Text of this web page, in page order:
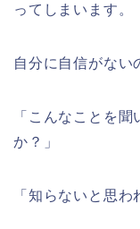
ってしまいます。
自分に自信がない
「こんなことを
か？」
「知らないと思わ